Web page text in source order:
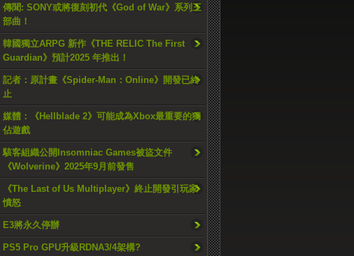
傳聞: SONY或將復刻初代《God of War》系列三
部曲！
韓國獨立ARPG 新作《THE RELIC The First
Guardian》預計2025 年推出！
記者：原計畫《Spider-Man：Online》開發已終
止
媒體：《Hellblade 2》可能成為Xbox最重要的獨
佔遊戲
駭客組織公開Insomniac Games被盜文件
《Wolverine》2025年9月前發售
《The Last of Us Multiplayer》終止開發引玩家
憤怒
E3將永久停辦
PS5 Pro GPU升級RDNA3/4架構?